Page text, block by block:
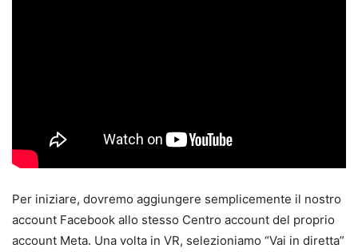
Per iniziare, dovremo aggiungere semplicemente il nostro
account Facebook allo stesso Centro account del proprio
account Meta. Una volta in VR, selezioniamo “Vai in diretta”